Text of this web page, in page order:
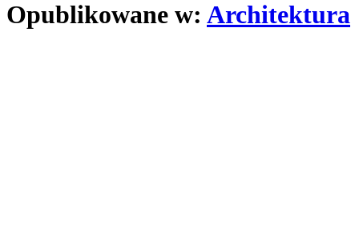
Opublikowane w: Architektura